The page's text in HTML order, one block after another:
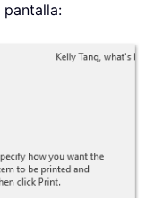
pantalla: